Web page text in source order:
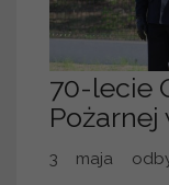
70-lecie
3 maja